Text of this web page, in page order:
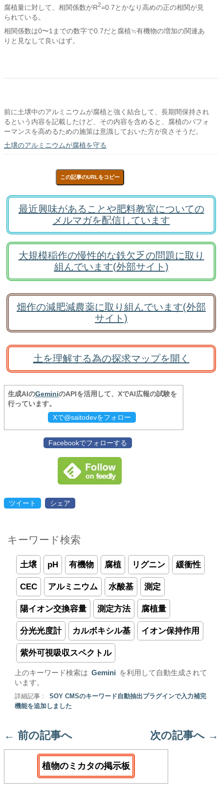
腐植量に対して、相関係数がR2=0.7とかなり高めの正の相関が見
られている。
相関係数は0〜1までの数字で0.7だと腐植≒有機物の増加の関連あ
りと見なして良いはず。
前に土壌中のアルミニウムが腐植と強く結合して、長期間保持され
るという内容を記載したけど、その内容を含めると、腐植のパフォ
ーマンスを高めるための施策は意識しておいた方が良さそうだ。
土壌のアルミニウムが腐植を守る
この記事のURLをコピー
最近興味があることや肥料教室についての
メルマガを配信しています
大規模稲作の慢性的な鉄欠乏の問題に取り
組んでいます(外部サイト)
畑作の減肥減農薬に取り組んでいます(外部
サイト)
土を理解する為の探求マップを開く
生成AIのGeminiのAPIを活用して、XでAI広報の試験を
行っています。
Xで@saitodevをフォロー
Facebookでフォローする
ツイート シェア
キーワード検索
土壌 pH 有機物 腐植 リグニン 緩衝性
CEC アルミニウム 水酸基 測定
陽イオン交換容量 測定方法 腐植量
分光光度計 カルボキシル基 イオン保持作用
紫外可視吸収スペクトル
上のキーワード検索は Gemini
を利用して自動生成されて
います。
詳細記事 :
SOY CMSのキーワード自動抽出プラグインで入力補完
機能を追加しました
← 前の記事へ 次の記事へ →
植物のミカタの掲示板